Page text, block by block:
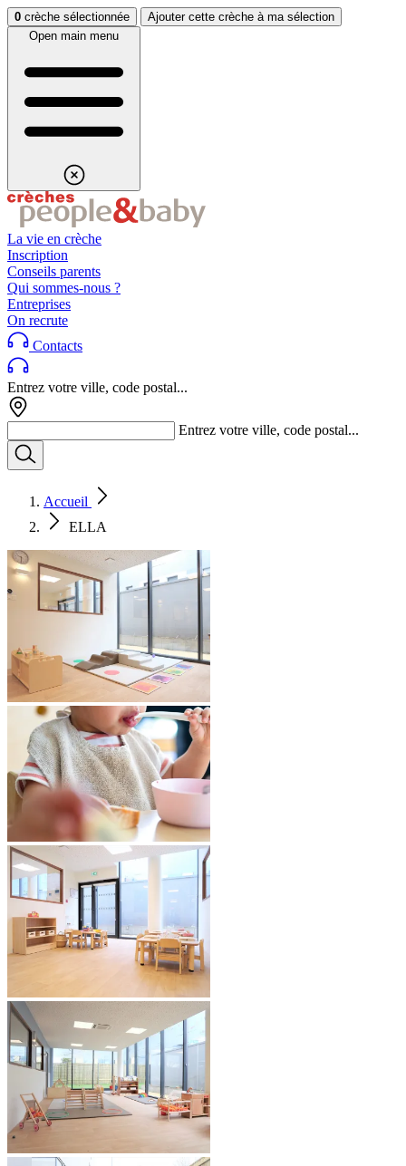
Aller au contenuAller au footer
0 crèche sélectionnée
Ajouter cette crèche à ma sélection
Open main menu
La vie en crèche
Inscription
Conseils parents
Qui sommes-nous ?
Entreprises
On recrute
Contacts
Entrez votre ville, code postal...
Entrez votre ville, code postal...
Accueil
ELLA